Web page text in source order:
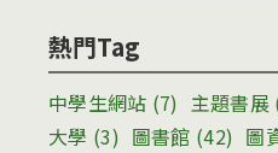
熱門Tag
中學生網站 (7) 主題書展
大學 (3) 圖書館 (42) 圖